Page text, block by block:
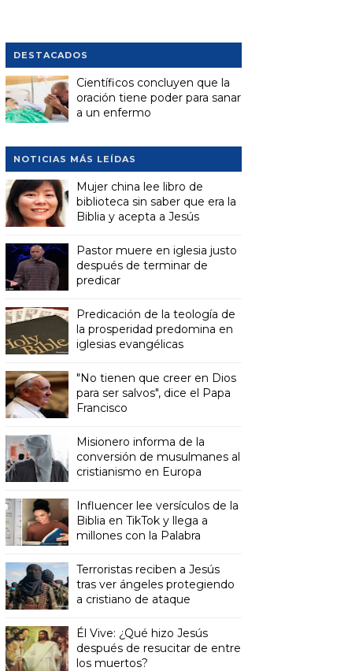
DESTACADOS
Científicos concluyen que la
oración tiene poder para sanar
a un enfermo
NOTICIAS MÁS LEÍDAS
Mujer china lee libro de
biblioteca sin saber que era la
Biblia y acepta a Jesús
Pastor muere en iglesia justo
después de terminar de
predicar
Predicación de la teología de
la prosperidad predomina en
iglesias evangélicas
"No tienen que creer en Dios
para ser salvos", dice el Papa
Francisco
Misionero informa de la
conversión de musulmanes al
cristianismo en Europa
Influencer lee versículos de la
Biblia en TikTok y llega a
millones con la Palabra
Terroristas reciben a Jesús
tras ver ángeles protegiendo
a cristiano de ataque
Él Vive: ¿Qué hizo Jesús
después de resucitar de entre
los muertos?